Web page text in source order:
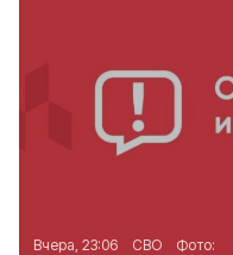
Вчера, 23:06 СВО Фото: